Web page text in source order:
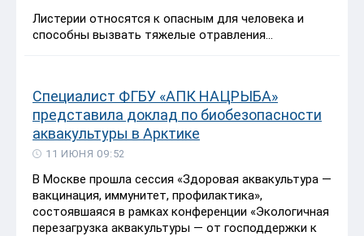
Листерии относятся к опасным для человека и
способны вызвать тяжелые отравления...
Специалист ФГБУ «АПК НАЦРЫБА»
представила доклад по биобезопасности
аквакультуры в Арктике
11 ИЮНЯ 09:52
В Москве прошла сессия «Здоровая аквакультура —
вакцинация, иммунитет, профилактика»,
состоявшаяся в рамках конференции «Экологичная
перезагрузка аквакультуры — от господдержки к